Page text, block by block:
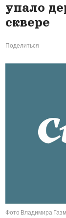
упало
сквере
Поделиться
Фото Владимира